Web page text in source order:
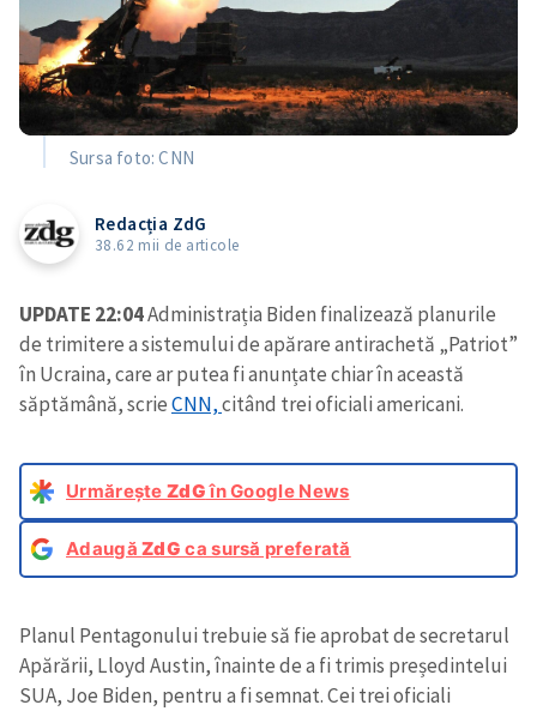
Sursa foto: CNN
Redacția ZdG
38.62 mii de articole
UPDATE 22:04Administrația Biden finalizează planurile
de trimitere a sistemului de apărare antirachetă „Patriot”
în Ucraina, care ar putea fi anunțate chiar în această
săptămână, scrieCNN,citând trei oficiali americani.
Urmărește ZdGîn Google News
AdaugăZdG ca sursă preferată
Planul Pentagonului trebuie să fie aprobat de secretarul
Apărării, Lloyd Austin, înainte de a fi trimis președintelui
SUA, Joe Biden, pentru a fi semnat. Cei trei oficiali